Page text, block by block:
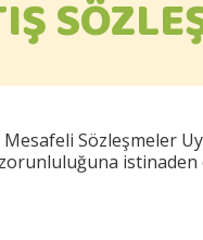
Sözleşmeler